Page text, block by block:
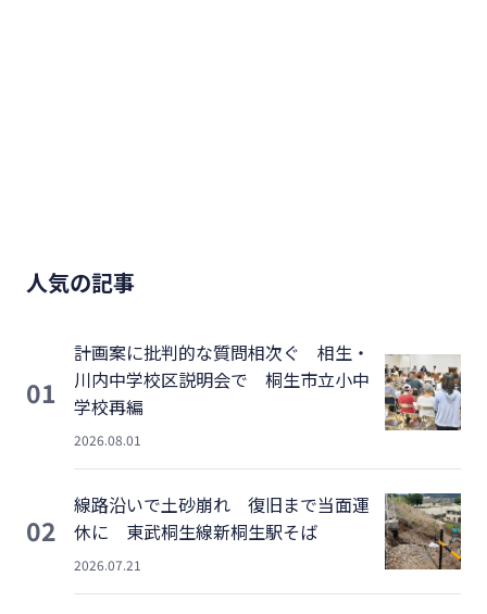
人気の記事
01
計画案に批判的な質問相次ぐ 相生・
川内中学校区説明会で 桐生市立小中
学校再編
2026.08.01
02
線路沿いで土砂崩れ 復旧まで当面運
休に 東武桐生線新桐生駅そば
2026.07.21